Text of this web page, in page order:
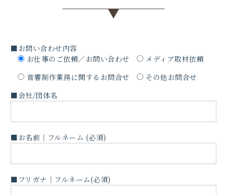
▼
■お問い合わせ内容
お仕事のご依頼／お問い合わせ
メディア取材依頼
音響制作業務に関するお問合せ
その他お問合せ
■会社/団体名
■お名前｜フルネーム (必須)
■フリガナ｜フルネーム(必須)